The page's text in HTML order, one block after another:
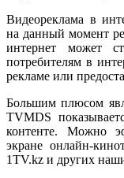
Видеореклама в
на данный момент
интернет может
потребителям в
рекламе или
Большим плюсом
TVMDS
контенте. Можно
экране онлайн-
1TV.kz и других